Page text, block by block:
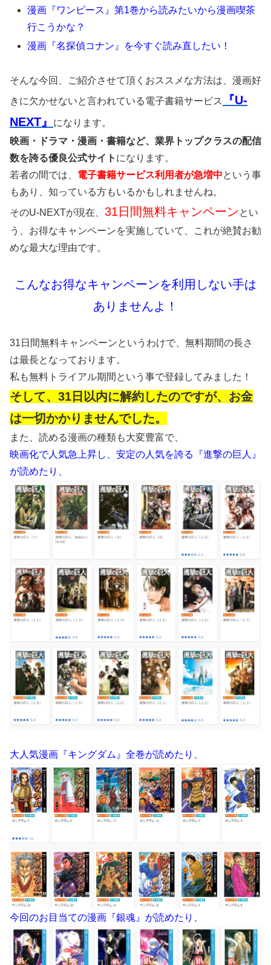
漫画『ワンピース』第1巻から読みたいから漫画喫茶
行こうかな？
漫画『名探偵コナン』を今すぐ読み直したい！
そんな今回、ご紹介させて頂くおススメな方法は、漫画好
きに欠かせないと言われている電子書籍サービス
『U-
NEXT』
になります。
映画・ドラマ・漫画・書籍など、業界トップクラスの配信
数を誇る優良公式サイト になります。
若者の間では、 電子書籍サービス利用者が急増中という事
もあり、知っている方もいるかもしれませんね。
そのU-NEXTが現在、 31日間無料キャンペーンとい
う、お得なキャンペーンを実施していて、これが絶賛お勧
めな最大な理由です。
こんなお得なキャンペーンを利用しない手は
ありませんよ！
31日間無料キャンペーンというわけで、無料期間の長さ
は最長となっております。
私も無料トライアル期間という事で登録してみました！
そして、31日以内に解約したのですが、お金
は一切かかりませんでした。
また、読める漫画の種類も大変豊富で、
映画化で人気急上昇し、安定の人気を誇る『進撃の巨人』
が読めたり、
大人気漫画『キングダム』全巻が読めたり、
今回のお目当ての漫画『銀魂』が読めたり、